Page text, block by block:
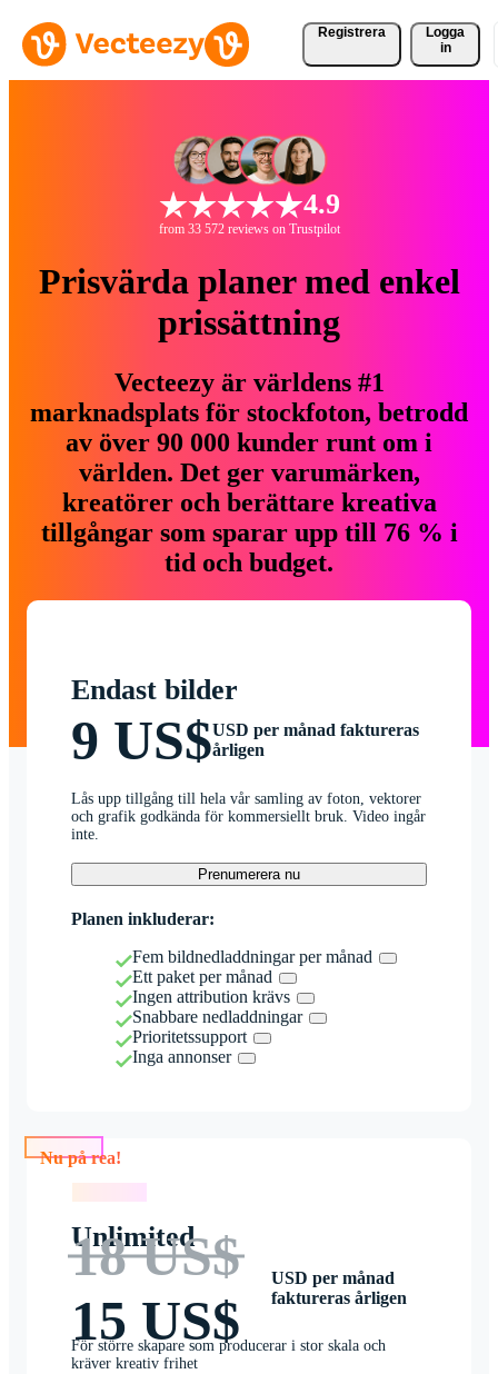
Registrera
Logga
in
4.9
from 33 572 reviews on Trustpilot
Prisvärda planer med enkel
prissättning
Vecteezy är världens #1
marknadsplats för stockfoton, betrodd
av över 90 000 kunder runt om i
världen. Det ger varumärken,
kreatörer och berättare kreativa
tillgångar som sparar upp till 76 % i
tid och budget.
Endast bilder
9 US$USD per månad faktureras
årligen
Lås upp tillgång till hela vår samling av foton, vektorer
och grafik godkända för kommersiellt bruk. Video ingår
inte.
Prenumerera nu
Planen inkluderar:
Fem bildnedladdningar per månad
Ett paket per månad
Ingen attribution krävs
Snabbare nedladdningar
Prioritetssupport
Inga annonser
Nu på rea!
Unlimited
18 US$
15 US$
USD per månad
faktureras årligen
För större skapare som producerar i stor skala och
kräver kreativ frihet